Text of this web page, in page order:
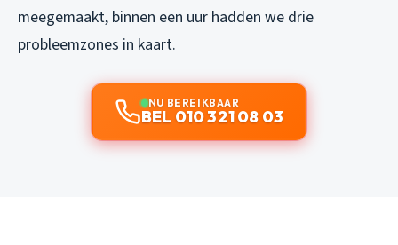
meegemaakt, binnen een uur hadden we drie
probleemzones in kaart.
NU BEREIKBAAR
BEL 010 321 08 03